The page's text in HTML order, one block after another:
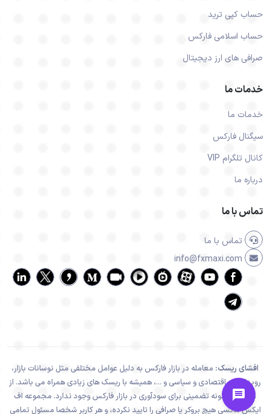
حساب کپی ترید
حساب اسلامی فارکس
صرافی های ارز دیجیتال
خدمات ما
خدمات ما
سیگنال فارکس
کانال تلگرام VIP
درباره ما
تماس با ما
تماس با ما
افشای ریسک: معامله در بازار فارکس به دلیل عوامل مختلفی مثل نوسانات بازار،
رویدادهای اقتصادی و سیاسی و ...، همیشه با ریسک های زیادی همراه می باشد. از
اینرو هیچ گونه تضمینی برای سودآوری در بازار فارکس وجود ندارد. مجموعه اف
ایکس ماکسی هیچ بروکر یا صرافی را تایید نکرده، و هر کاربر شخصا مسئول تمامی